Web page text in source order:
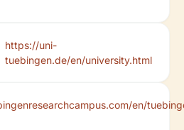
https://uni-
tuebingen.de/en/university.html
en/